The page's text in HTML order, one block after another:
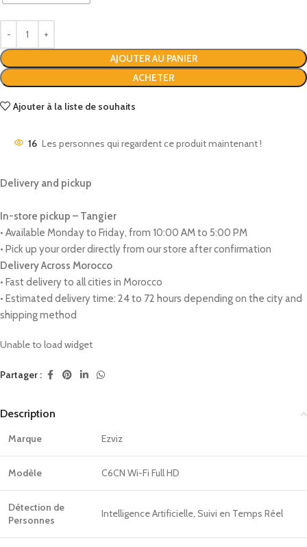
AJOUTER AU PANIER
ACHETER
Ajouter à la liste de souhaits
16 Les personnes qui regardent ce produit maintenant !
Delivery and pickup
In-store pickup – Tangier
• Available Monday to Friday, from 10:00 AM to 5:00 PM
• Pick up your order directly from our store after confirmation
Delivery Across Morocco
• Fast delivery to all cities in Morocco
• Estimated delivery time: 24 to 72 hours depending on the city and
shipping method
Unable to load widget
Partager :
Description
Marque Ezviz
Modèle C6CN Wi-Fi Full HD
Détection de
Personnes
Intelligence Artificielle, Suivi en Temps Réel